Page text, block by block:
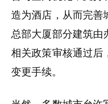
造为酒店，从而完
总部大厦部分建筑
相关政策审核通过后
变更手续。